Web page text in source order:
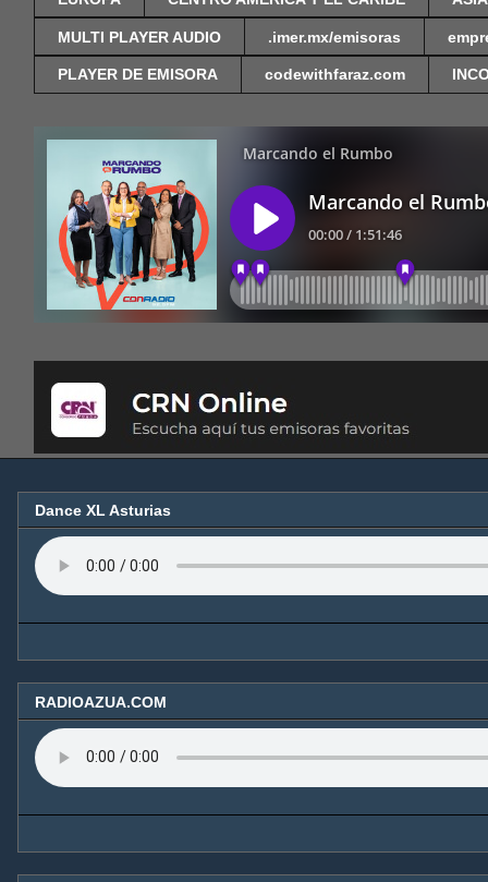
MULTI PLAYER AUDIO .imer.mx/emisoras
PLAYER DE EMISORA codewithfaraz.com
Dance XL Asturias
RADIOAZUA.COM